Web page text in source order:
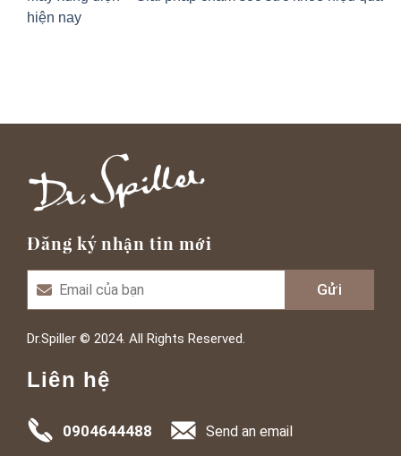
hiện nay
Đăng ký nhận tin mới
Dr.Spiller © 2024. All Rights Reserved.
Liên hệ
0904644488 Send an email